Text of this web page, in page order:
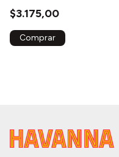
$3.175,00